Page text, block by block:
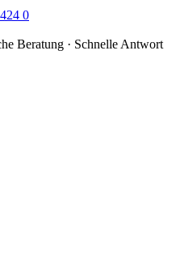
0
Beratung · Schnelle Antwort